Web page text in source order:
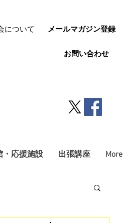
について メールマガジン登録
お問い合わせ
・応援施設 出張講座 More